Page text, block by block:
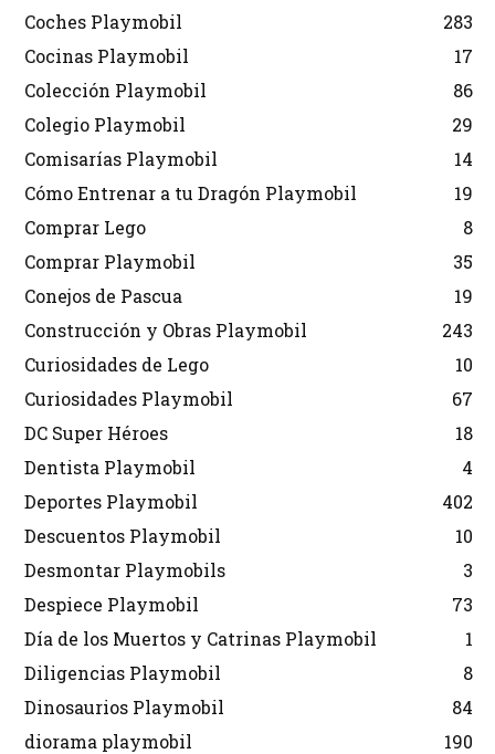
Coches Playmobil
283
Cocinas Playmobil
17
Colección Playmobil
86
Colegio Playmobil
29
Comisarías Playmobil
14
Cómo Entrenar a tu Dragón Playmobil
19
Comprar Lego
8
Comprar Playmobil
35
Conejos de Pascua
19
Construcción y Obras Playmobil
243
Curiosidades de Lego
10
Curiosidades Playmobil
67
DC Super Héroes
18
Dentista Playmobil
4
Deportes Playmobil
402
Descuentos Playmobil
10
Desmontar Playmobils
3
Despiece Playmobil
73
Día de los Muertos y Catrinas Playmobil
1
Diligencias Playmobil
8
Dinosaurios Playmobil
84
diorama playmobil
190